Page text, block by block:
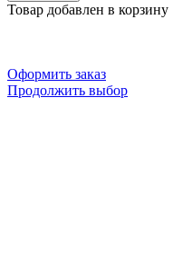
Товар добавлен в корзину
Оформить заказ
Продолжить выбор